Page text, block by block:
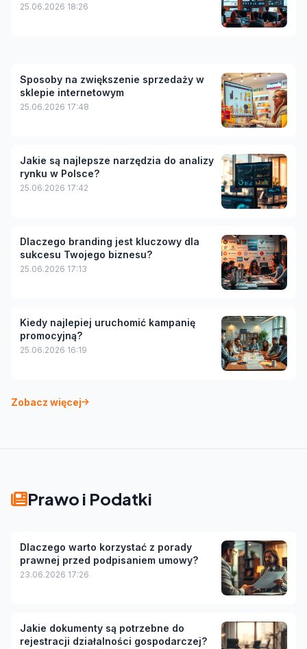
25.06.2026 18:26
Sposoby na zwiększenie sprzedaży w
sklepie internetowym
25.06.2026 17:48
Jakie są najlepsze narzędzia do analizy
rynku w Polsce?
25.06.2026 17:42
Dlaczego branding jest kluczowy dla
sukcesu Twojego biznesu?
25.06.2026 17:13
Kiedy najlepiej uruchomić kampanię
promocyjną?
25.06.2026 16:19
Zobacz więcej
Prawo i Podatki
Dlaczego warto korzystać z porady
prawnej przed podpisaniem umowy?
23.06.2026 17:26
Jakie dokumenty są potrzebne do
rejestracji działalności gospodarczej?